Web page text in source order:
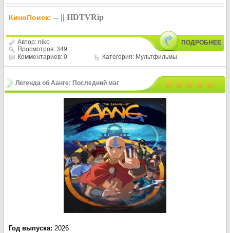
КиноПоиск: -- || HDTVRip
ПОДРОБНЕЕ
Автор: niko
Просмотров: 349
Комментариев: 0
Категория: Мультфильмы
Легенда об Аанге: Последний маг
воздуха / The Legend of Aang: The Last
Год выпуска: 2026